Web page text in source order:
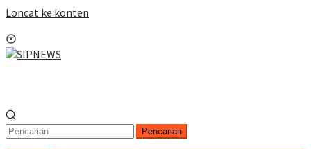
Loncat ke konten
Pencarian